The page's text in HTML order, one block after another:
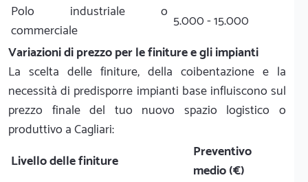
Polo industriale o
commerciale
5.000 - 15.000
Variazioni di prezzo per le finiture e gli impianti
La scelta delle finiture, della coibentazione e la
necessità di predisporre impianti base influiscono sul
prezzo finale del tuo nuovo spazio logistico o
produttivo a Cagliari:
Livello delle finiture
Preventivo
medio (€)